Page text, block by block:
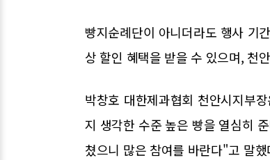
빵지순례단이 아니더라도 행사 기
상 할인 혜택을 받을 수 있으며, 천
박창호 대한제과협회 천안시지부
지 생각한 수준 높은 빵을 열심히
쳤으니 많은 참여를 바란다"고 말했